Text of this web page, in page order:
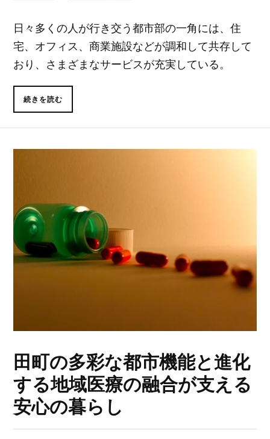
日々多くの人が行き交う都市部の一角には、住
宅、オフィス、商業施設などが調和して共存して
おり、さまざまなサービスが充実している。
続きを読む
田町の多彩な都市機能と進化
する地域医療の融合が支える
安心の暮らし